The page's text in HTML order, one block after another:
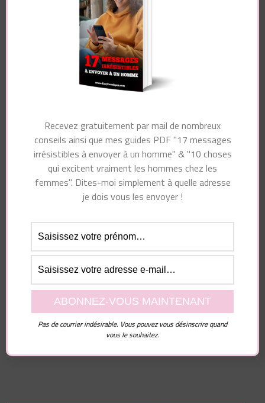
Site web
Enregistrer mon nom, mon e-mail et mon site dans
le navigateur pour mon prochain commentaire.
Recevez gratuitement par mail de nombreux
conseils ainsi que mes guides PDF "17 messages
irrésistibles à envoyer à un homme" & "10 choses
qui excitent vraiment les hommes chez les
femmes". Dites-moi simplement à quelle adresse
je dois vous les envoyer !
Pas de courrier indésirable. Vous pouvez vous désinscrire quand
vous le souhaitez.